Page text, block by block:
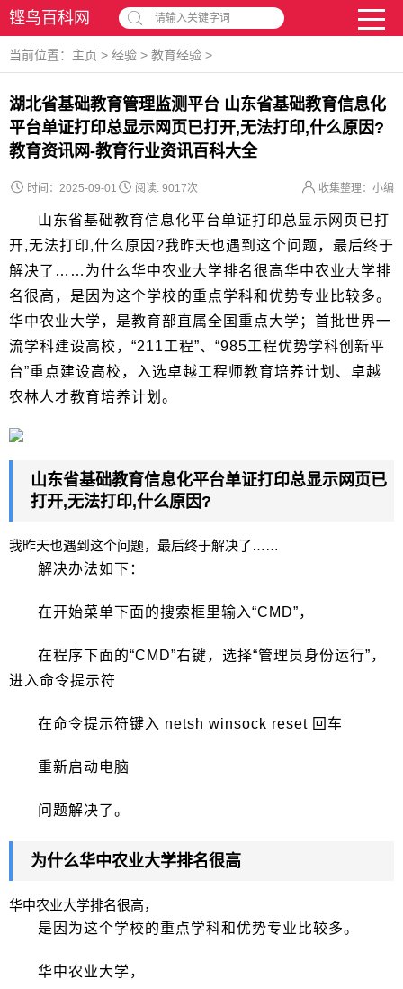
铿鸟百科网 请输入关键字词
当前位置： 主页 > 经验 > 教育经验 >
湖北省基础教育管理监测平台 山东省基础教育信息化
平台单证打印总显示网页已打开,无法打印,什么原因?
教育资讯网-教育行业资讯百科大全
时间：2025-09-01 收集整理：小编
阅读: 9017次
山东省基础教育信息化平台单证打印总显示网页已打
开,无法打印,什么原因?我昨天也遇到这个问题，最后终于
解决了……为什么华中农业大学排名很高华中农业大学排
名很高，是因为这个学校的重点学科和优势专业比较多。
华中农业大学，是教育部直属全国重点大学；首批世界一
流学科建设高校，“211工程”、“985工程优势学科创新平
台”重点建设高校，入选卓越工程师教育培养计划、卓越
农林人才教育培养计划。
山东省基础教育信息化平台单证打印总显示网页已
打开,无法打印,什么原因?
我昨天也遇到这个问题，最后终于解决了……
解决办法如下：
在开始菜单下面的搜索框里输入“CMD”，
在程序下面的“CMD”右键，选择“管理员身份运行”，
进入命令提示符
在命令提示符键入 netsh winsock reset 回车
重新启动电脑
问题解决了。
为什么华中农业大学排名很高
华中农业大学排名很高，
是因为这个学校的重点学科和优势专业比较多。
华中农业大学，